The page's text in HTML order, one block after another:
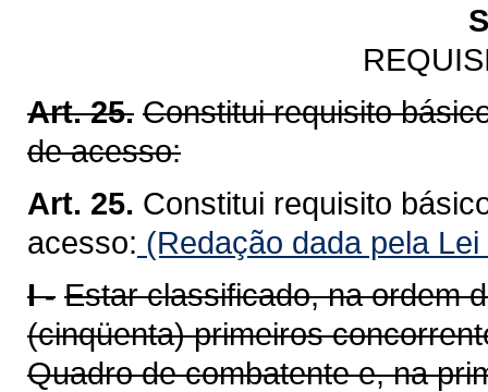
Art. 25. Constitui requisito
de acesso:
Art. 25. Constitui requisito
acesso: (Redação dada pela
I - Estar classificado, na ordem
(cinqüenta) primeiros
Quadro de combatente e, na